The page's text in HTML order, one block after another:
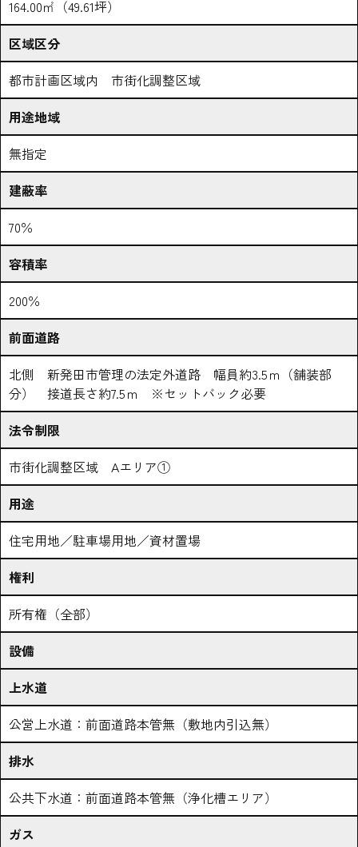
164.00㎡（49.61坪）
区域区分
都市計画区域内 市街化調整区域
用途地域
無指定
建蔽率
70％
容積率
200％
前面道路
北側 新発田市管理の法定外道路 幅員約3.5ｍ（舗装部
分） 接道長さ約7.5ｍ ※セットバック必要
法令制限
市街化調整区域 Aエリア①
用途
住宅用地／駐車場用地／資材置場
権利
所有権（全部）
設備
上水道
公営上水道：前面道路本管無（敷地内引込無）
排水
公共下水道：前面道路本管無（浄化槽エリア）
ガス